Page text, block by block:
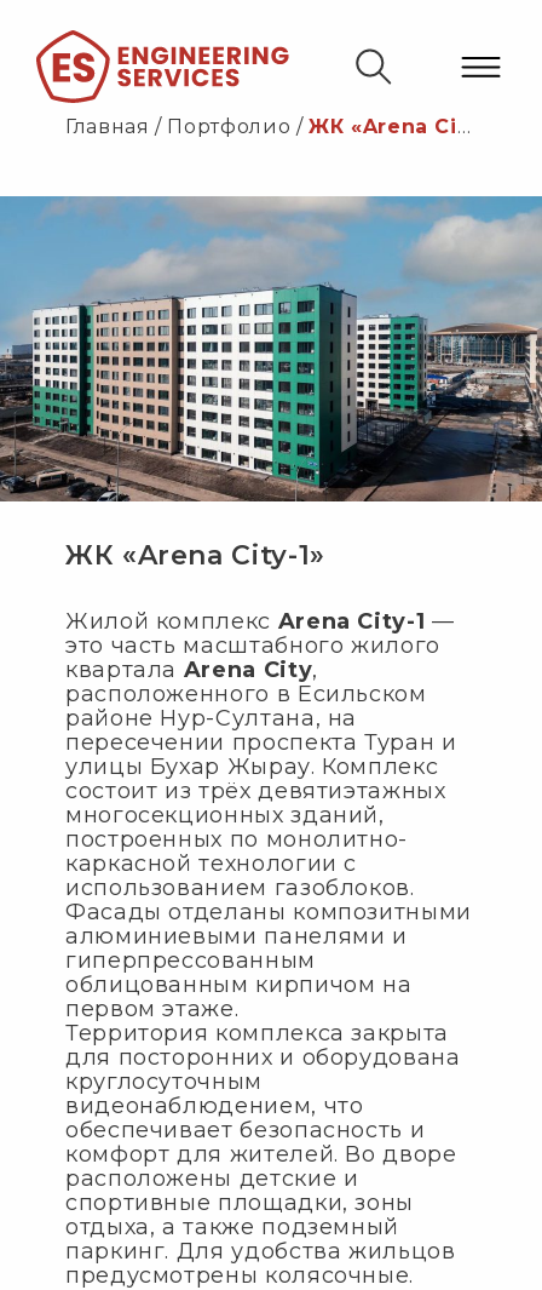
Главная / Портфолио /ЖК «Arena City-1»
ЖК «Arena City-1»
Жилой комплекс Arena City-1 —
это часть масштабного жилого
квартала Arena City,
расположенного в Есильском
районе Нур-Султана, на
пересечении проспекта Туран и
улицы Бухар Жырау. Комплекс
состоит из трёх девятиэтажных
многосекционных зданий,
построенных по монолитно-
каркасной технологии с
использованием газоблоков.
Фасады отделаны композитными
алюминиевыми панелями и
гиперпрессованным
облицованным кирпичом на
первом этаже.
Территория комплекса закрыта
для посторонних и оборудована
круглосуточным
видеонаблюдением, что
обеспечивает безопасность и
комфорт для жителей. Во дворе
расположены детские и
спортивные площадки, зоны
отдыха, а также подземный
паркинг. Для удобства жильцов
предусмотрены колясочные.